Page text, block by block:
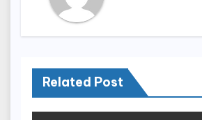
Related Post